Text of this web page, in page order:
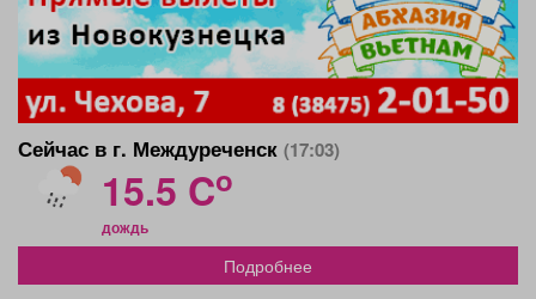
Сейчас в г. Междуреченск (17:03)
15.5 Co
дождь
Подробнее